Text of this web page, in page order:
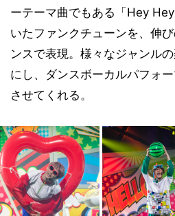
ーテーマ曲でもある「Hey
いたファンクチューンを、伸
ンスで表現。様々なジャンル
にし、ダンスボーカルパフォ
させてくれる。